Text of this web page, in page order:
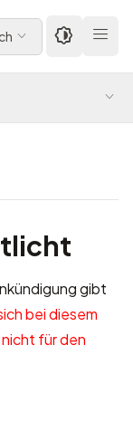
gibt
bei diesem
für den